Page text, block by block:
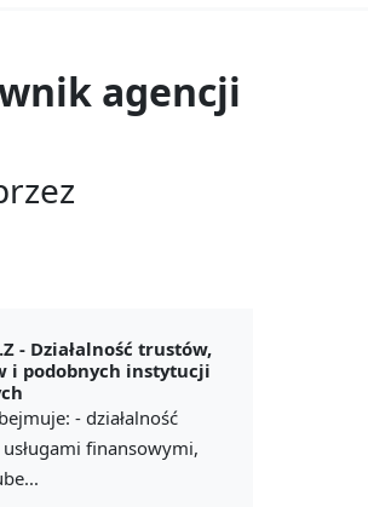
agencji
- Działalność trustów,
i podobnych instytucji
- działalność
finansowymi,